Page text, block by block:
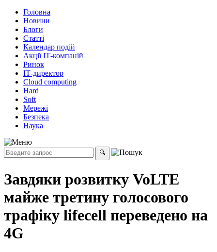
Головна
Новини
Блоги
Статті
Календар подій
Акції ІТ-компаній
Ринок
ІТ-директор
Cloud computing
Hard
Soft
Мережі
Безпека
Наука
Завдяки розвитку VoLTE
майже третину голосового
трафіку lifecell переведено на
4G